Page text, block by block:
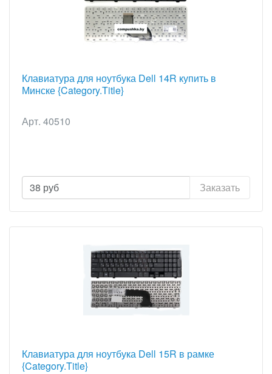
Клавиатура для ноутбука Dell 14R купить в
Минске {Category.Title}
Арт. 40510
38 руб Заказать
Клавиатура для ноутбука Dell 15R в рамке
{Category.Title}